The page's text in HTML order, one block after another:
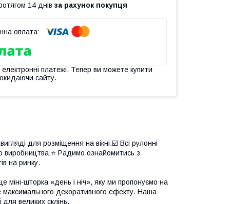
14 днів за рахунок покупця
електронні платежі. Тепер ви можете купити
сайту.
для розміщення на вікні.☑️ Всі рулонні
виробництва.⭐ Радимо ознайомитись з
на ринку.
шторка «день і ніч», яку ми пропонуємо на
максимального декоративного ефекту. Наша
великих склінь.